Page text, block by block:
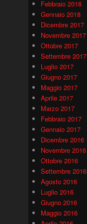
Febbraio 2018
Gennaio 2018
Dicembre 2017
Novembre 2017
Ottobre 2017
Settembre 2017
Luglio 2017
Giugno 2017
Maggio 2017
Aprile 2017
Marzo 2017
Febbraio 2017
Gennaio 2017
Dicembre 2016
Novembre 2016
Ottobre 2016
Settembre 2016
Agosto 2016
Luglio 2016
Giugno 2016
Maggio 2016